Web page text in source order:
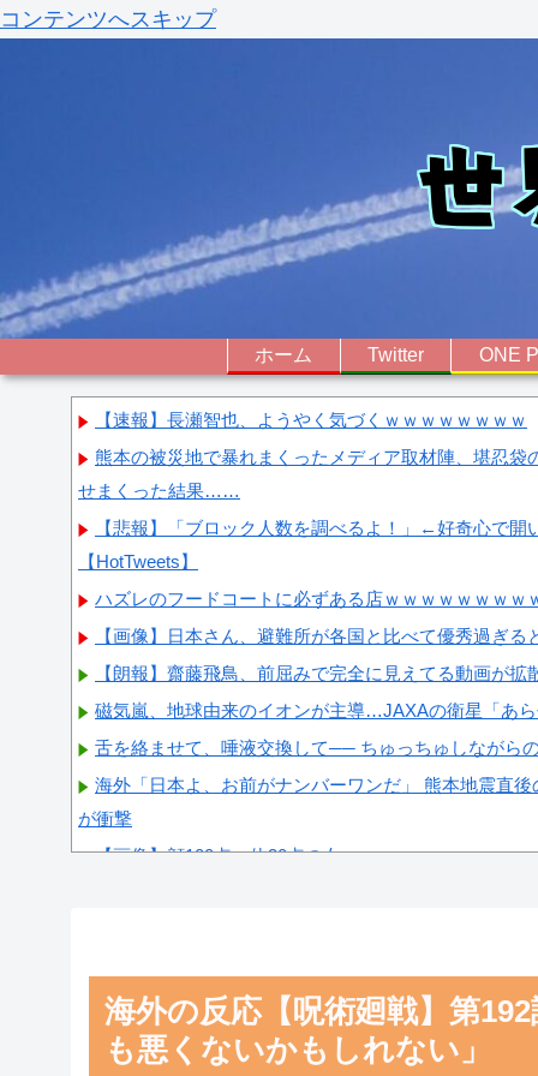
コンテンツへスキップ
ホーム Twitter ONE
【速報】長瀬智也、ようやく気づくｗｗｗｗｗｗｗｗ
熊本の被災地で暴れまくったメディア取材陣、堪忍袋
せまくった結果……
【悲報】「ブロック人数を調べるよ！」←好奇心で開
【HotTweets】
ハズレのフードコートに必ずある店ｗｗｗｗｗｗｗｗ
【画像】日本さん、避難所が各国と比べて優秀過ぎる
【朗報】齋藤飛鳥、前屈みで完全に見えてる動画が
磁気嵐、地球由来のイオンが主導…JAXAの衛星「あ
舌を絡ませて、唾液交換して── ちゅっちゅしながら
海外「日本よ、お前がナンバーワンだ」 熊本地震直
が衝撃
【画像】顔100点、体30点の女ｗｗｗ
Powered by livedoor 相互RSS
海外の反応【呪術廻戦】第
も悪くないかもしれない」